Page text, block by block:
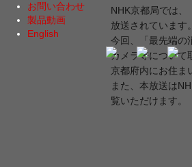
NHK京都局では
放送されています。
今回、「最先端の
カメラ等について
京都府内にお住ま
また、本放送は
覧いただけます。
お問い合わせ
製品動画
English